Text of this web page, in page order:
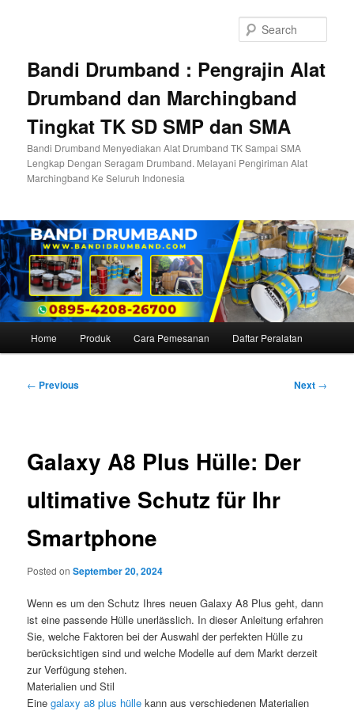
Bandi Drumband : Pengrajin Alat
Drumband dan Marchingband
Tingkat TK SD SMP dan SMA
Bandi Drumband Menyediakan Alat Drumband TK Sampai SMA
Lengkap Dengan Seragam Drumband. Melayani Pengiriman Alat
Marchingband Ke Seluruh Indonesia
Home Produk Cara Pemesanan Daftar Peralatan
Post
← Previous Next →
Galaxy A8 Plus Hülle: Der
ultimative Schutz für Ihr
Smartphone
Posted onSeptember 20, 2024
Wenn es um den Schutz Ihres neuen Galaxy A8 Plus geht, dann
ist eine passende Hülle unerlässlich. In dieser Anleitung erfahren
Sie, welche Faktoren bei der Auswahl der perfekten Hülle zu
berücksichtigen sind und welche Modelle auf dem Markt derzeit
zur Verfügung stehen.
Materialien und Stil
Einegalaxy a8 plus hülle kann aus verschiedenen Materialien